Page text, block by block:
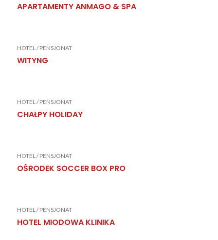
APARTAMENTY ANMAGO & SPA
HOTEL / PENSJONAT
WITYNG
HOTEL / PENSJONAT
CHAŁPY HOLIDAY
HOTEL / PENSJONAT
OŚRODEK SOCCER BOX PRO
HOTEL / PENSJONAT
HOTEL MIODOWA KLINIKA